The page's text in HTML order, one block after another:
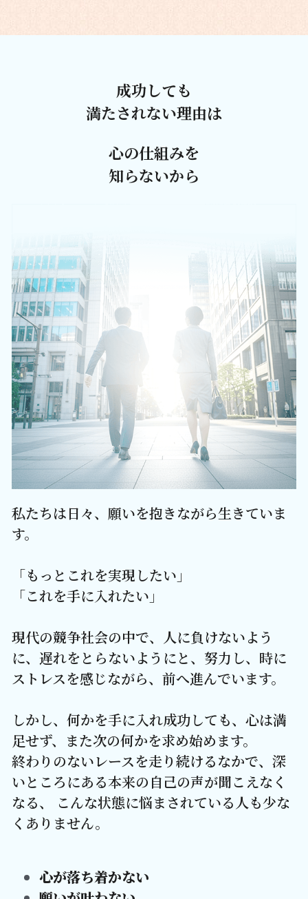
成功しても
満たされない理由は
心の仕組みを
知らないから
私たちは日々、願いを抱きながら生きていま
す。
「もっとこれを実現したい」
「これを手に入れたい」
現代の競争社会の中で、人に負けないよう
に、遅れをとらないようにと、努力し、時に
ストレスを感じながら、前へ進んでいます。
しかし、何かを手に入れ成功しても、心は満
足せず、また次の何かを求め始めます。
終わりのないレースを走り続けるなかで、深
いところにある本来の自己の声が聞こえなく
なる、 こんな状態に悩まされている人も少な
くありません。
心が落ち着かない